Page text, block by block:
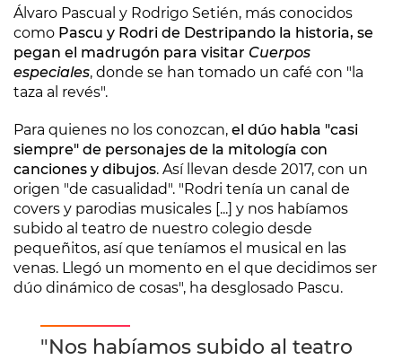
Álvaro Pascual y Rodrigo Setién, más conocidos
como Pascu y Rodri de Destripando la historia, se
pegan el madrugón para visitar Cuerpos
especiales, donde se han tomado un café con "la
taza al revés".
Para quienes no los conozcan, el dúo habla "casi
siempre" de personajes de la mitología con
canciones y dibujos. Así llevan desde 2017, con un
origen "de casualidad". "Rodri tenía un canal de
covers y parodias musicales [...] y nos habíamos
subido al teatro de nuestro colegio desde
pequeñitos, así que teníamos el musical en las
venas. Llegó un momento en el que decidimos ser
dúo dinámico de cosas", ha desglosado Pascu.
"Nos habíamos subido al teatro